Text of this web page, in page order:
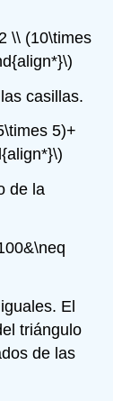
\\ (10\times
casillas.
5)+
de la
El
triángulo
de las